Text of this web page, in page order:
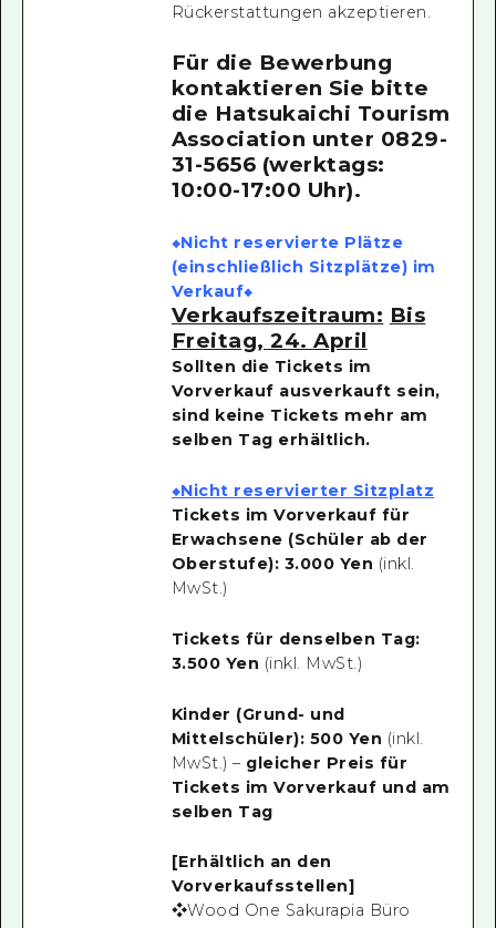
Rückerstattungen akzeptieren.
Für die Bewerbung
kontaktieren Sie bitte
die Hatsukaichi Tourism
Association unter 0829-
31-5656 (werktags:
10:00-17:00 Uhr).
◆Nicht reservierte Plätze
(einschließlich Sitzplätze) im
Verkauf◆
Verkaufszeitraum: Bis
Freitag, 24. April
Sollten die Tickets im
Vorverkauf ausverkauft sein,
sind keine Tickets mehr am
selben Tag erhältlich.
◆Nicht reservierter Sitzplatz
Tickets im Vorverkauf für
Erwachsene (Schüler ab der
Oberstufe): 3.000 Yen (inkl.
MwSt.)
Tickets für denselben Tag:
3.500 Yen (inkl. MwSt.)
Kinder (Grund- und
Mittelschüler): 500 Yen (inkl.
MwSt.) – gleicher Preis für
Tickets im Vorverkauf und am
selben Tag
[Erhältlich an den
Vorverkaufsstellen]
❖Wood One Sakurapia Büro